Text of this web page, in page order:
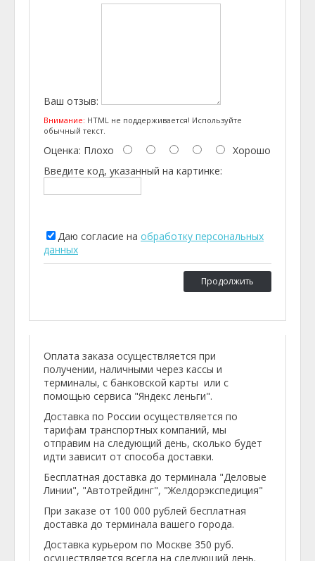
Ваш отзыв:
Внимание: HTML не поддерживается! Используйте
обычный текст.
Оценка: Плохо
Хорошо
Введите код, указанный на картинке:
Даю согласие на обработку персональных
данных
Продолжить
Оплата заказа осуществляется при
получении, наличными через кассы и
терминалы, с банковской карты или с
помощью сервиса "Яндекс леньги".
Доставка по России осуществляется по
тарифам транспортных компаний, мы
отправим на следующий день, сколько будет
идти зависит от способа доставки.
Бесплатная доставка до терминала "Деловые
Линии", "Автотрейдинг", "Желдорэкспедиция"
При заказе от 100 000 рублей бесплатная
доставка до терминала вашего города.
Доставка курьером по Москве 350 руб.
осуществляется всегда на следующий день.